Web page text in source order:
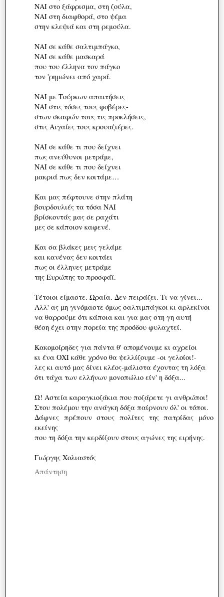
ΝΑΙ στο ξάφρισμα, στη ζούλα,
ΝΑΙ στη διαφθορά, στο ψέμα
στην κλεψιά και στη ρεμούλα.
ΝΑΙ σε κάθε σαλτιμπάγκο,
ΝΑΙ σε κάθε μασκαρά
που του έλληνα τον πάγκο
τον 'ρημώνει από χαρά.
ΝΑΙ με Tούρκων απαιτήσεις
ΝΑΙ στις τόσες τους φοβέρες-
στων σκαφών τους τις προκλήσεις,
στις Αιγαίες τους κρουαζιέρες.
ΝΑΙ σε κάθε τι που δείχνει
πως ανεύθυνοι μετράμε,
ΝΑΙ σε κάθε τι που δείχνει
μακριά πως δεν κοιτάμε…
Και μας πέφτουνε στην πλάτη
βουρδουλιές τα τόσα ΝΑΙ
βρίσκοντάς μας σε ραχάτι
μες σε κάποιον καφενέ.
Και σα βλάκες μεις γελάμε
και κανένας δεν κοιτάει
πως οι έλληνες μετράμε
της Ευρώπης το προσφάϊ.
Τέτοιοι είμαστε. Ωραία. Δεν πειράζει. Τι να γίνει...
Αλλ' ας μη γινόμαστε όμως σαλτιμπάγκοι κι αρλεκίνοι
να θαρρούμε ότι κάποια και για μας στη γη αυτή
θέση έχει στην πορεία της προόδου φυλαχτεί.
Κακομοίρηδες για πάντα θ' απομένουμε κι αχρείοι
κι ένα ΟΧΙ κάθε χρόνο θα ψελλίζουμε -οι γελοίοι!-
λες κι αυτό μας δίνει κλέος-μάλιστα έχοντας τη λόξα
ότι τάχα των ελλήνων μονοπώλιο είν' η δόξα...
Ω! Αστεία καραγκιοζάκια που ποζάρετε γι ανθρώποι!
Στου πολέμου την ανάγκη δόξα παίρνουν όλ' οι τόποι.
Δάφνες πρέπουν στους πολίτες της πατρίδας μόνο
εκείνης
που τη δόξα την κερδίζουν στους αγώνες της ειρήνης.
Γιώργης Χολιαστός
Απάντηση